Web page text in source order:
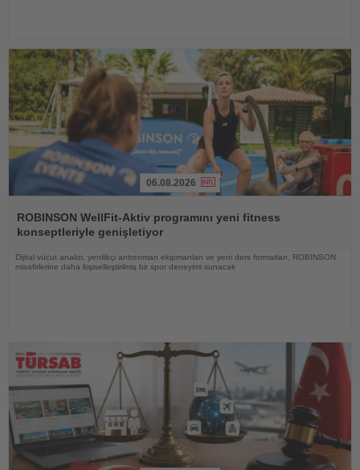
Oku
06.08.2026
ROBINSON WellFit-Aktiv programını yeni fitness
konseptleriyle genişletiyor
Dijital vücut analizi, yenilikçi antrenman ekipmanları ve yeni ders formatları, ROBINSON
misafirlerine daha kişiselleştirilmiş bir spor deneyimi sunacak